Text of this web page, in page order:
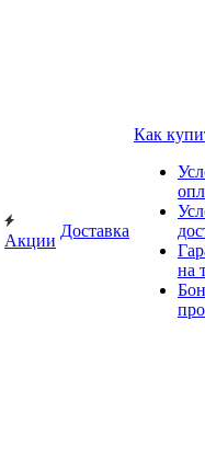
Акции
Доставка
Как
на